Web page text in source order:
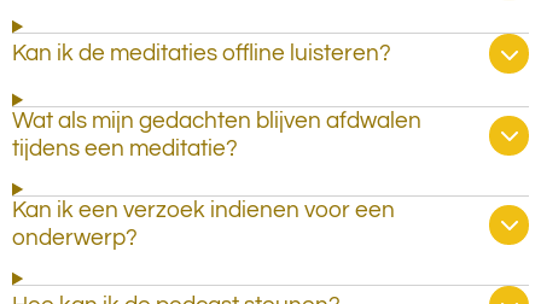
Kan ik de meditaties offline luisteren?
Wat als mijn gedachten blijven afdwalen
tijdens een meditatie?
Kan ik een verzoek indienen voor een
onderwerp?